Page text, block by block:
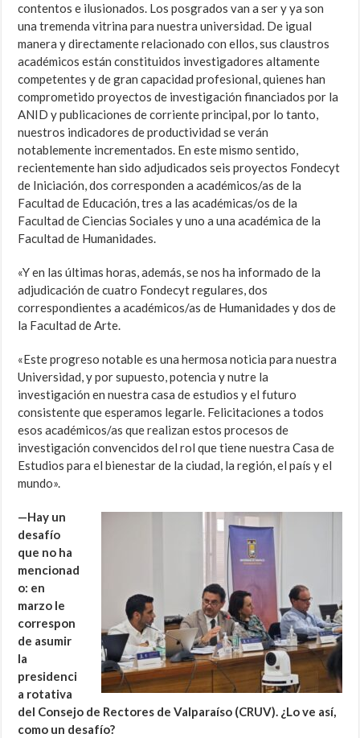
contentos e ilusionados. Los posgrados van a ser y ya son
una tremenda vitrina para nuestra universidad. De igual
manera y directamente relacionado con ellos, sus claustros
académicos están constituidos investigadores altamente
competentes y de gran capacidad profesional, quienes han
comprometido proyectos de investigación financiados por la
ANID y publicaciones de corriente principal, por lo tanto,
nuestros indicadores de productividad se verán
notablemente incrementados. En este mismo sentido,
recientemente han sido adjudicados seis proyectos Fondecyt
de Iniciación, dos corresponden a académicos/as de la
Facultad de Educación, tres a las académicas/os de la
Facultad de Ciencias Sociales y uno a una académica de la
Facultad de Humanidades.
«Y en las últimas horas, además, se nos ha informado de la
adjudicación de cuatro Fondecyt regulares, dos
correspondientes a académicos/as de Humanidades y dos de
la Facultad de Arte.
«Este progreso notable es una hermosa noticia para nuestra
Universidad, y por supuesto, potencia y nutre la
investigación en nuestra casa de estudios y el futuro
consistente que esperamos legarle. Felicitaciones a todos
esos académicos/as que realizan estos procesos de
investigación convencidos del rol que tiene nuestra Casa de
Estudios para el bienestar de la ciudad, la región, el país y el
mundo».
—Hay un
desafío
que no ha
mencionad
o: en
marzo le
correspon
de asumir
la
presidenci
a rotativa
del Consejo de Rectores de Valparaíso (CRUV). ¿Lo ve así,
como un desafío?